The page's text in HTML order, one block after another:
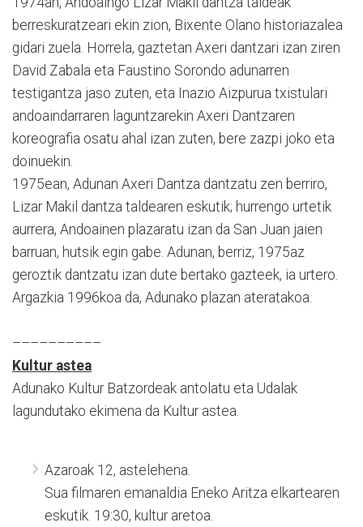
berreskuratzeari ekin zion, Bixente Olano historiazalea
gidari zuela. Horrela, gaztetan Axeri dantzari izan ziren
David Zabala eta Faustino Sorondo adunarren
testigantza jaso zuten, eta Inazio Aizpurua txistulari
andoaindarraren laguntzarekin Axeri Dantzaren
koreografia osatu ahal izan zuten, bere zazpi joko eta
doinuekin.
1975ean, Adunan Axeri Dantza dantzatu zen berriro,
Lizar Makil dantza taldearen eskutik; hurrengo urtetik
aurrera, Andoainen plazaratu izan da San Juan jaien
barruan, hutsik egin gabe. Adunan, berriz, 1975az
geroztik dantzatu izan dute bertako gazteek, ia urtero.
Argazkia 1996koa da, Adunako plazan ateratakoa.
––––––––––
Kultur astea
Adunako Kultur Batzordeak antolatu eta Udalak
lagundutako ekimena da Kultur astea.
Azaroak 12, astelehena.
Sua filmaren emanaldia Eneko Aritza elkartearen
eskutik. 19:30, kultur aretoa.